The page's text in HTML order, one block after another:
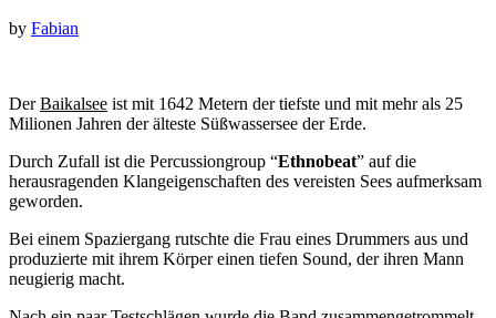
by Fabian
DerBaikalsee ist mit 1642 Metern der tiefste und mit mehr als 25
Milionen Jahren der älteste Süßwassersee der Erde.
Durch Zufall ist die Percussiongroup “Ethnobeat” auf die
herausragenden Klangeigenschaften des vereisten Sees aufmerksam
geworden.
Bei einem Spaziergang rutschte die Frau eines Drummers aus und
produzierte mit ihrem Körper einen tiefen Sound, der ihren Mann
neugierig macht.